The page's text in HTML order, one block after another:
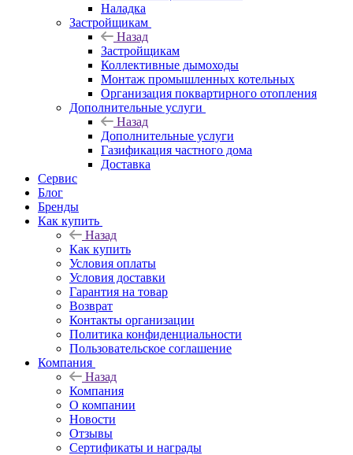
Наладка
Застройщикам
Назад
Застройщикам
Коллективные дымоходы
Монтаж промышленных котельных
Организация поквартирного отопления
Дополнительные услуги
Назад
Дополнительные услуги
Газификация частного дома
Доставка
Сервис
Блог
Бренды
Как купить
Назад
Как купить
Условия оплаты
Условия доставки
Гарантия на товар
Возврат
Контакты организации
Политика конфиденциальности
Пользовательское соглашение
Компания
Назад
Компания
О компании
Новости
Отзывы
Сертификаты и награды